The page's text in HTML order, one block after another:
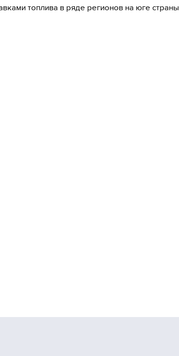
топлива в ряде регионов на юге страны.